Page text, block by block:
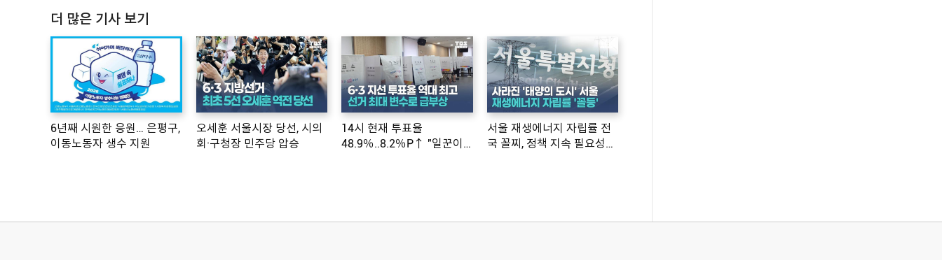
더 많은 기사 보기
6년째 시원한 응원… 은평구,
이동노동자 생수 지원
오세훈 서울시장 당선, 시의
회·구청장 민주당 압승
14시 현재 투표율
48.9％..8.2％P↑ "일꾼이
서울 재생에너지 자립률 전
국 꼴찌, 정책 지속 필요성